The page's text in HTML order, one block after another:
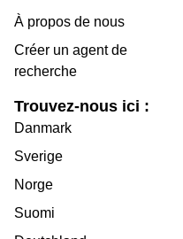
À propos de nous
Créer un agent de
recherche
Trouvez-nous ici :
Danmark
Sverige
Norge
Suomi